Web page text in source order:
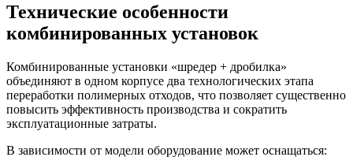
Технические особенности
комбинированных установок
Комбинированные установки «шредер + дробилка»
объединяют в одном корпусе два технологических этапа
переработки полимерных отходов, что позволяет существенно
повысить эффективность производства и сократить
эксплуатационные затраты.
В зависимости от модели оборудование может оснащаться: